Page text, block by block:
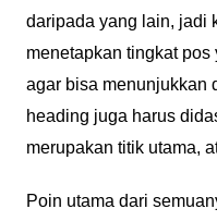
daripada yang lain, jadi
menetapkan tingkat
agar bisa menunjukkan
heading juga harus
merupakan titik utama,
Poin utama dari